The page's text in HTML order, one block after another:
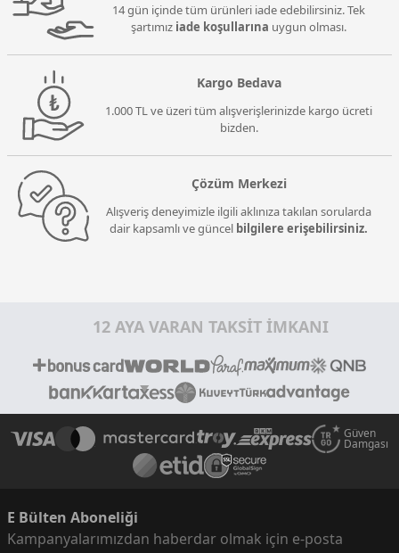
14 gün içinde tüm ürünleri iade edebilirsiniz. Tek
şartımız iade koşullarına uygun olması.
Kargo Bedava
1.000 TL ve üzeri tüm alışverişlerinizde kargo ücreti
bizden.
Çözüm Merkezi
Alışveriş deneyimizle ilgili aklınıza takılan sorularda
dair kapsamlı ve güncel bilgilere erişebilirsiniz.
12 AYA VARAN TAKSİT İMKANI
Güven
Damgası
E Bülten Aboneliği
Kampanyalarımızdan haberdar olmak için e-posta